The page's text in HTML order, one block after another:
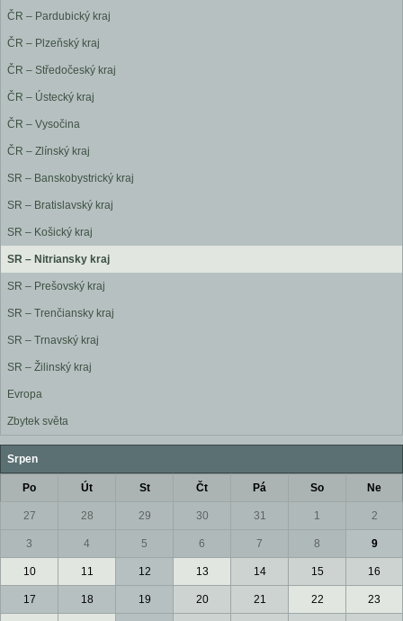
ČR – Pardubický kraj
ČR – Plzeňský kraj
ČR – Středočeský kraj
ČR – Ústecký kraj
ČR – Vysočina
ČR – Zlínský kraj
SR – Banskobystrický kraj
SR – Bratislavský kraj
SR – Košický kraj
SR – Nitriansky kraj
SR – Prešovský kraj
SR – Trenčiansky kraj
SR – Trnavský kraj
SR – Žilinský kraj
Evropa
Zbytek světa
Srpen
Po Út St Čt Pá So Ne
27 28 29 30 31 1 2
3 4 5 6 7 8 9
10 11 12 13 14 15 16
17 18 19 20 21 22 23